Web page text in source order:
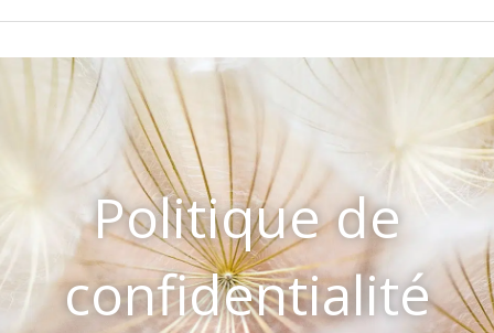
Politique de
confidentialité